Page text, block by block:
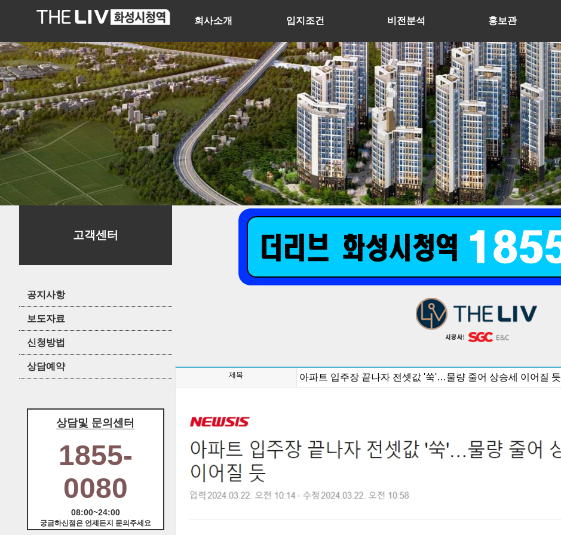
회사소개 입지조건 비전분석 홍보관
고객센터
공지사항
보도자료
신청방법
상담예약
상담및 문의센터
1855-
0080
08:00~24:00
궁금하신점은 언제든지 문의주세요
제목 아파트 입주장 끝나자 전셋값 '쑥'…물량 줄어 상승세 이어질 듯